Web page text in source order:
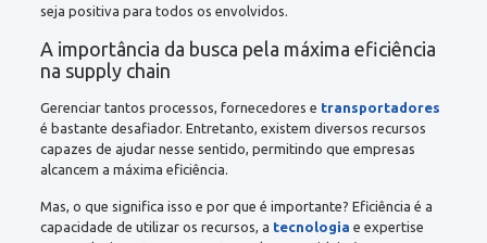
seja positiva para todos os envolvidos.
A importância da busca pela máxima eficiência
na supply chain
Gerenciar tantos processos, fornecedores e transportadores
é bastante desafiador. Entretanto, existem diversos recursos
capazes de ajudar nesse sentido, permitindo que empresas
alcancem a máxima eficiência.
Mas, o que significa isso e por que é importante? Eficiência é a
capacidade de utilizar os recursos, a tecnologia e expertise